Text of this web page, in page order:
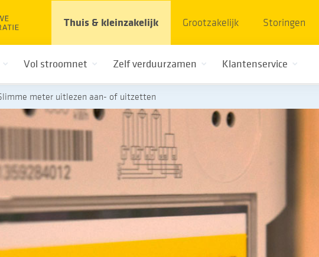
Thuis & kleinzakelijk Grootzakelijk Storingen
Vol stroomnet Zelf verduurzamen Klantenservice
meter uitlezen aan- of uitzetten